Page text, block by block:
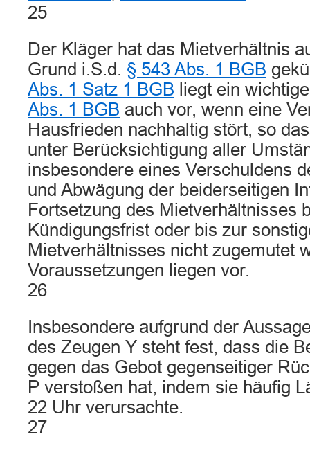
25
Der Kläger hat das Mietverhältnis
Grund i.S.d. § 543 Abs. 1 BGB
Abs. 1 Satz 1 BGB liegt ein
Abs. 1 BGB auch vor, wenn eine
Hausfrieden nachhaltig stört, so
unter Berücksichtigung aller
insbesondere eines Verschuldens
und Abwägung der beiderseitigen
Fortsetzung des Mietverhältnisses
Kündigungsfrist oder bis zur
Mietverhältnisses nicht zugemutet
Voraussetzungen liegen vor.
26
Insbesondere aufgrund der
des Zeugen Y steht fest, dass die
gegen das Gebot gegenseitiger
P verstoßen hat, indem sie häufig
22 Uhr verursachte.
27